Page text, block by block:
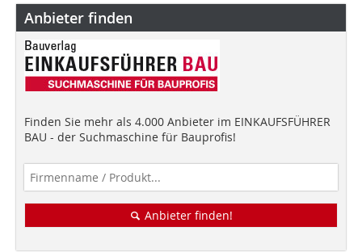
Anbieter finden
Finden Sie mehr als 4.000 Anbieter im EINKAUFSFÜHRER
BAU - der Suchmaschine für Bauprofis!
Anbieter finden!